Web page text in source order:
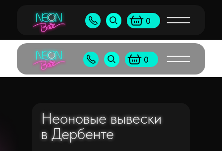
0
+7 (905) 538-80-50
+7 (495) 065-55-96
0
Неоновые вывески
в Дербенте
Неоновые вывески
в Дербенте